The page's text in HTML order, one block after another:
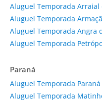
Aluguel Temporada Arraial
Aluguel Temporada
Aluguel Temporada Angra
Aluguel Temporada
Paraná
Aluguel Temporada Paraná
Aluguel Temporada